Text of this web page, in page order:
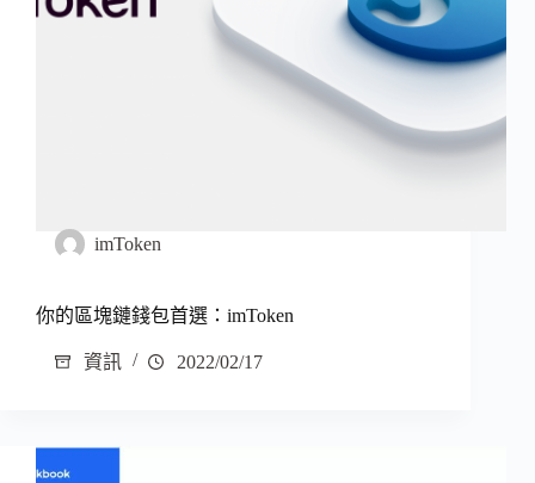
imToken
你的區塊鏈錢包首選：imToken
資訊 2022/02/17